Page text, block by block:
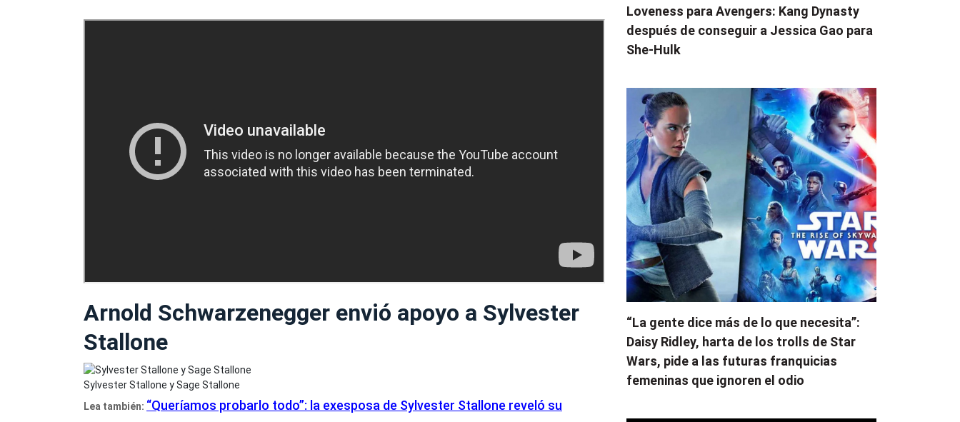
Arnold Schwarzenegger envió apoyo a Sylvester
Stallone
Sylvester Stallone y Sage Stallone
Lea también: “Queríamos probarlo todo”: la exesposa de Sylvester Stallone reveló su
Loveness para Avengers: Kang Dynasty
después de conseguir a Jessica Gao para
She-Hulk
“La gente dice más de lo que necesita”:
Daisy Ridley, harta de los trolls de Star
Wars, pide a las futuras franquicias
femeninas que ignoren el odio